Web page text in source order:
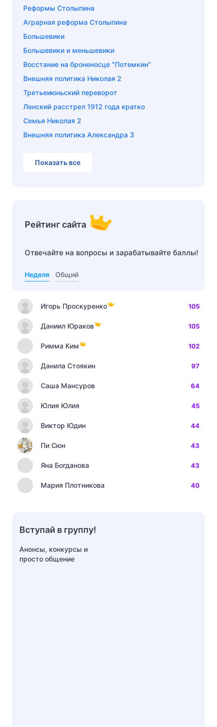
Реформы Столыпина
Аграрная реформа Столыпина
Большевики
Большевики и меньшевики
Восстание на броненосце "Потемкин"
Внешняя политика Николая 2
Третьеиюньский переворот
Ленский расстрел 1912 года кратко
Семья Николая 2
Внешняя политика Александра 3
Показать все
Рейтинг сайта
Отвечайте на вопросы и зарабатывайте баллы!
Неделя Общий
Игорь Проскуренко 105
Даниил Юраков 105
Римма Ким 102
Данила Стоякин 97
Саша Мансуров 64
Юлия Юлия 45
Виктор Юдин 44
Пи Сюн 43
Яна Богданова 43
Мария Плотникова 40
Вступай в группу!
Анонсы, конкурсы и
просто общение